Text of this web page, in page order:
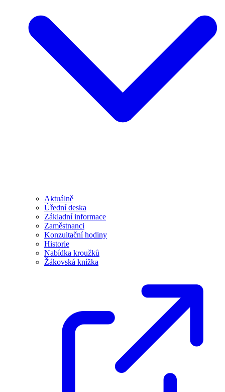
Aktuálně
Úřední deska
Základní informace
Zaměstnanci
Konzultační hodiny
Historie
Nabídka kroužků
Žákovská knížka